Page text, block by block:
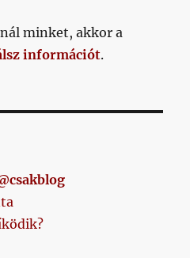
minket, akkor a
információt.